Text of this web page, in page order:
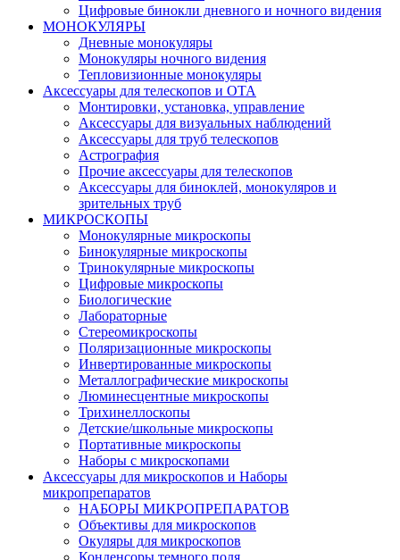
Цифровые бинокли дневного и ночного видения
МОНОКУЛЯРЫ
Дневные монокуляры
Монокуляры ночного видения
Тепловизионные монокуляры
Аксессуары для телескопов и ОТА
Монтировки, установка, управление
Аксессуары для визуальных наблюдений
Аксессуары для труб телескопов
Астрография
Прочие аксессуары для телескопов
Аксессуары для биноклей, монокуляров и
зрительных труб
МИКРОСКОПЫ
Монокулярные микроскопы
Бинокулярные микроскопы
Тринокулярные микроскопы
Цифровые микроскопы
Биологические
Лабораторные
Стереомикроскопы
Поляризационные микроскопы
Инвертированные микроскопы
Металлографические микроскопы
Люминесцентные микроскопы
Трихинеллоскопы
Детские/школьные микроскопы
Портативные микроскопы
Наборы с микроскопами
Аксессуары для микроскопов и Наборы
микропрепаратов
НАБОРЫ МИКРОПРЕПАРАТОВ
Объективы для микроскопов
Окуляры для микроскопов
Конденсоры темного поля